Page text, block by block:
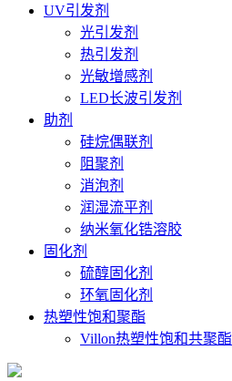
UV引发剂
光引发剂
热引发剂
光敏增感剂
LED长波引发剂
助剂
硅烷偶联剂
阻聚剂
消泡剂
润湿流平剂
纳米氧化锆溶胶
固化剂
硫醇固化剂
环氧固化剂
热塑性饱和聚酯
Villon热塑性饱和共聚酯